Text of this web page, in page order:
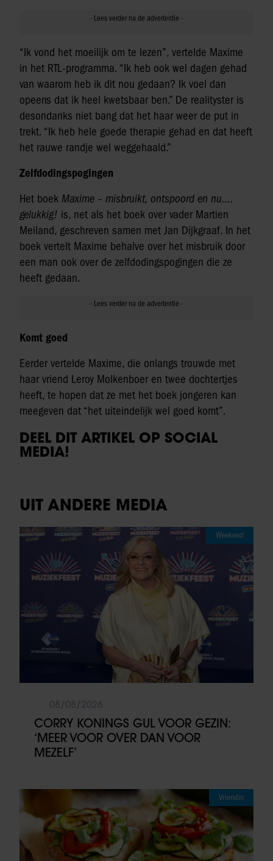
“Ik vond het moeilijk om te lezen”, vertelde Maxime
in het RTL-programma. “Ik heb ook wel dagen gehad
van waarom heb ik dit nou gedaan? Ik voel dan
opeens dat ik heel kwetsbaar ben.” De realityster is
desondanks niet bang dat het haar weer de put in
trekt. “Ik heb hele goede therapie gehad en dat heeft
het rauwe randje wel weggehaald.”
Zelfdodingspogingen
Het boek Maxime – misbruikt, ontspoord en nu….
gelukkig! is, net als het boek over vader Martien
Meiland, geschreven samen met Jan Dijkgraaf. In het
boek vertelt Maxime behalve over het misbruik door
een man ook over de zelfdodingspogingen die ze
heeft gedaan.
Komt goed
Eerder vertelde Maxime, die onlangs trouwde met
haar vriend Leroy Molkenboer en twee dochtertjes
heeft, te hopen dat ze met het boek jongeren kan
meegeven dat “het uiteindelijk wel goed komt”.
DEEL DIT ARTIKEL OP SOCIAL
MEDIA!
UIT ANDERE MEDIA
Weekend
CORRY KONINGS GUL VOOR GEZIN:
‘MEER VOOR OVER DAN VOOR
MEZELF’
Vriendin